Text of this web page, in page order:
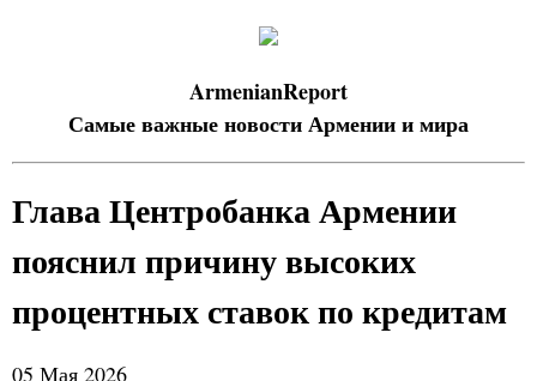
ArmenianReport
Самые важные новости Армении и мира
Глава Центробанка Армении
пояснил причину высоких
процентных ставок по кредитам
05 Мая 2026